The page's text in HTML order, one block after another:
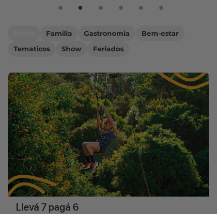
Familia Gastronomia
Bem-estar
Tematicos
Show Feriados
Llevá 7 pagá 6